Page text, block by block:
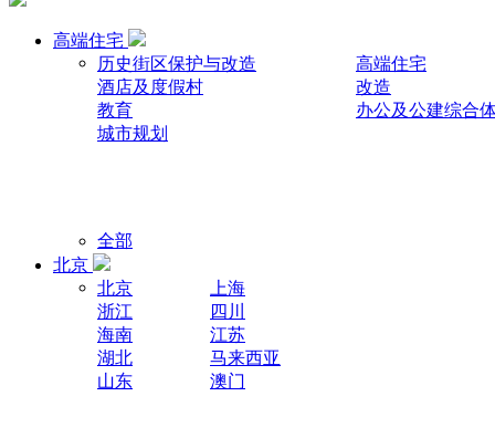
高端住宅
历史街区保护与改造
高端住宅
酒店及度假村
改造
教育
办公及公建综合
城市规划
全部
北京
北京
上海
浙江
四川
海南
江苏
湖北
马来西亚
山东
澳门